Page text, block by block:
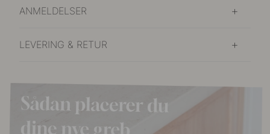
ANMELDELSER
LEVERING & RETUR